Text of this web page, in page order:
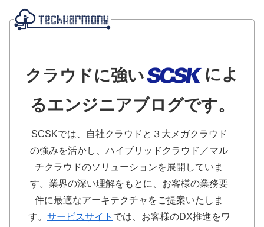
クラウドに強い
によ
るエンジニアブログです。
SCSKでは、自社クラウドと３大メガクラウド
の強みを活かし、ハイブリッドクラウド／マル
チクラウドのソリューションを展開していま
す。業界の深い理解をもとに、お客様の業務要
件に最適なアーキテクチャをご提案いたしま
す。 サービスサイト では、お客様のDX推進をワ